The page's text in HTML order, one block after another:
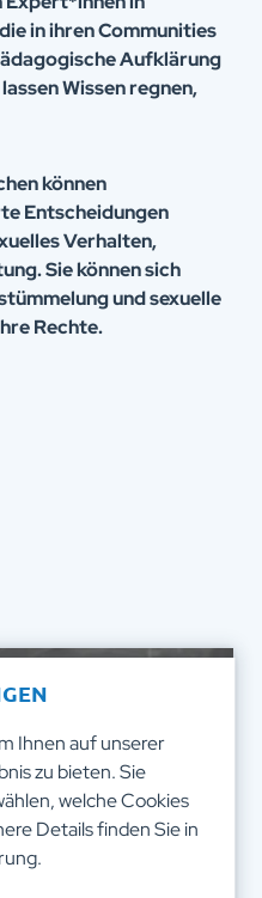
Ihnen auf unserer
zu bieten. Sie
welche Cookies
Details finden Sie in
.
in ihren Communities
Aufklärung
Wissen regnen,
können
Entscheidungen
Verhalten,
Sie können sich
und sexuelle
Rechte.